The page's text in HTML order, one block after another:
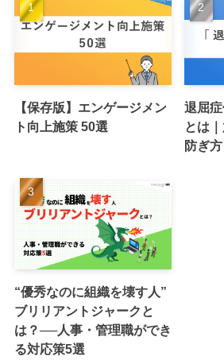
【保存版】エンゲージメン
ト向上施策 50選
退屈症
とは
防ぎ方
“優秀なのに組織を壊す人”
ブリリアントジャークと
は？──人事・管理職ができ
る対応策5選